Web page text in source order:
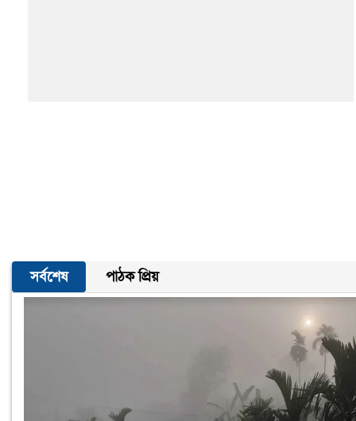
সর্বশেষ পাঠক প্রিয়